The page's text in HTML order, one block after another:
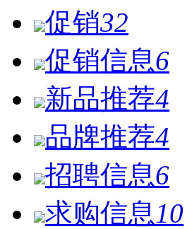
促销32
促销信息6
新品推荐4
品牌推荐4
招聘信息6
求购信息 10